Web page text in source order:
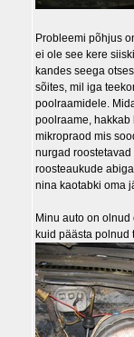
Probleemi põhjus
ei ole see kere
kandes seega
sõites, mil iga
poolraamidele.
poolraame, hakkab
mikropraod mis
nurgad
roosteaukude
nina kaotabki oma
Minu auto on
kuid päästa polnud